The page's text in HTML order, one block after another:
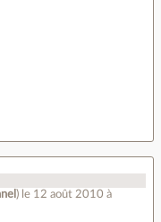
) le 12 août 2010 à